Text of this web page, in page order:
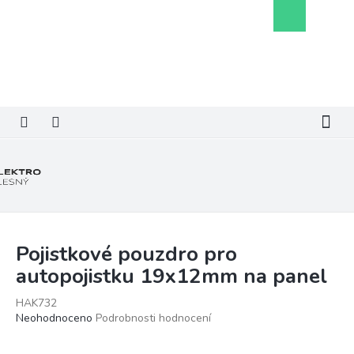
košík
Pojistkové pouzdro pro
autopojistku 19x12mm na panel
HAK732
Průměrné
Neohodnoceno Podrobnosti hodnocení